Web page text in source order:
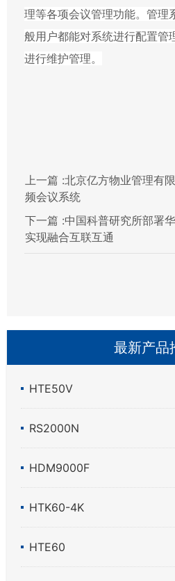
最新产品
HTE50V
RS2000N
HDM9000F
HTK60-4K
HTE60
理等各项会议管理功能。管理
般用户都能对系统进行配置管
进行维护管理。
上一篇 :北京亿方物业管理有
频会议系统
下一篇 :中国科普研究所部署
实现融合互联互通